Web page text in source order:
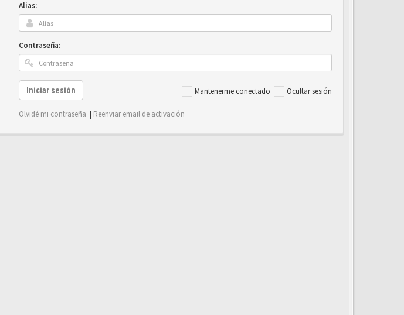
Alias:
Contraseña:
Mantenerme conectado Ocultar sesión
Iniciar sesión
Olvidé mi contraseña | Reenviar email de activación